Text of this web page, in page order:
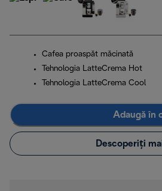
Cafea proaspăt măcinată
Tehnologia LatteCrema Hot
Tehnologia LatteCrema Cool
Adaugă în
Descoperiți